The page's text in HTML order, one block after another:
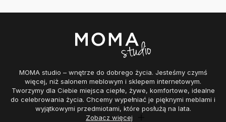
MOMA studio – wnętrze do dobrego życia. Jesteśmy czymś
więcej, niż salonem meblowym i sklepem internetowym.
Tworzymy dla Ciebie miejsca ciepłe, żywe, komfortowe, idealne
do celebrowania życia. Chcemy wypełniać je pięknymi meblami i
wyjątkowymi przedmiotami, które posłużą na lata.
Zobacz więcej